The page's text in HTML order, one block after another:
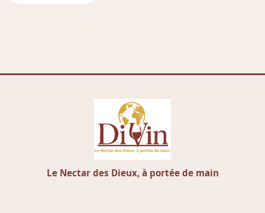
Le Nectar des Dieux, à portée de main